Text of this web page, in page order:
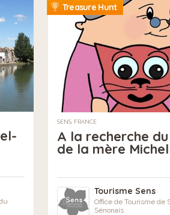
Treasure Hunt
SENS, FRANCE
A la recherche
de la mère Michel
Tourisme Sens
Office de Tourisme de
Sénonais